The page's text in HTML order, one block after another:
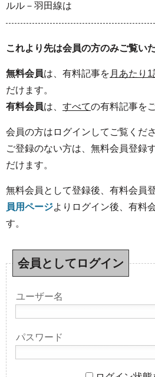
ルル－羽田線は
これより先は会員の方のみご覧い
無料会員は、有料記事を 月あたり
だけます。
有料会員は、 すべての有料記事を
会員の方はログインしてご覧くださ
ご登録のない方は、無料会員登録
だけます。
無料会員として登録後、有料会員
員用ページよりログイン後、有料
す。
会員としてログイン
ユーザー名
パスワード